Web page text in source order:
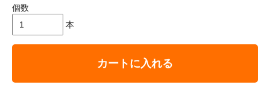
個数
本
カートに入れる